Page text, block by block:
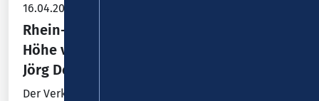
16.04.2026
Rhein-Lahn-Kreis: Förderbescheide in
Höhe von 2,6 Millionen Euro an Landrat
Jörg Denninghoff durch den VRM
Der Verkehrsverbund Rhein-Mosel (VRM) hat im